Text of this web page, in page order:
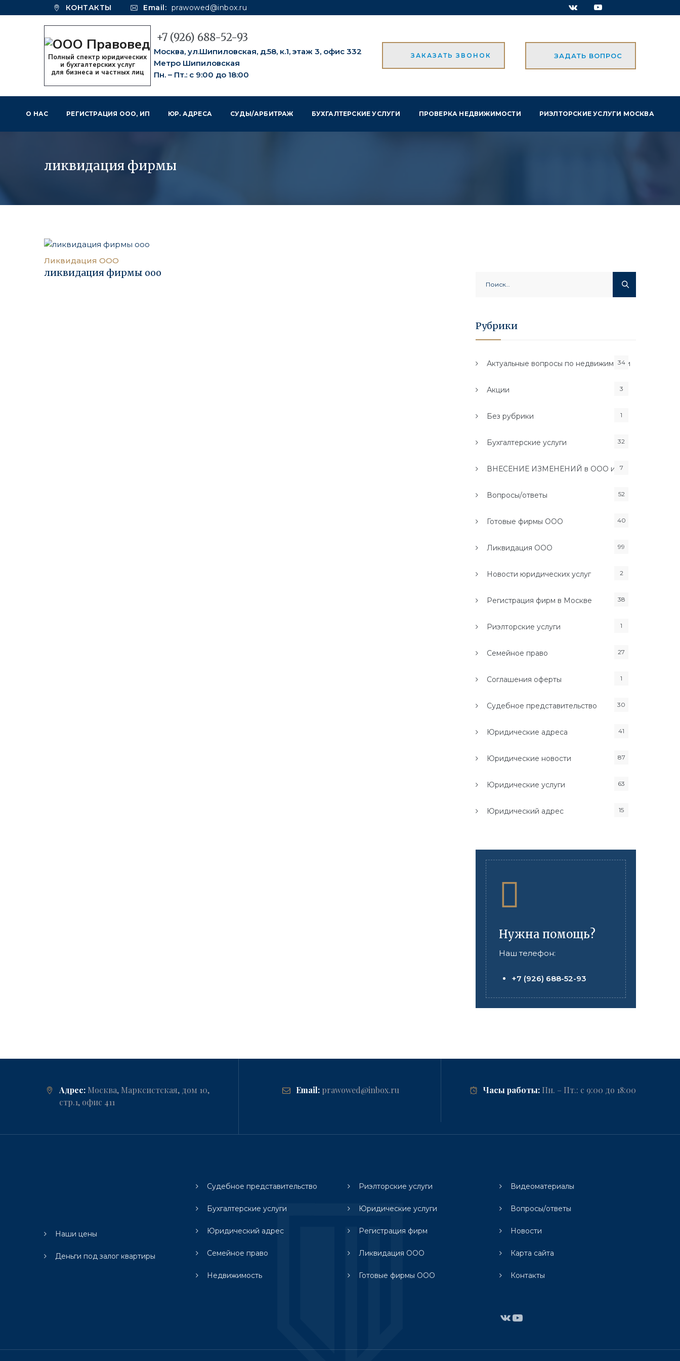
КОНТАКТЫ Email: prawowed@inbox.ru
+7 (926) 688-52-93
Москва, ул.Шипиловская, д.58, к.1, этаж 3, офис 332
Метро Шипиловская
Пн. – Пт.: с 9:00 до 18:00
ЗАКАЗАТЬ ЗВОНОК ЗАДАТЬ ВОПРОС
О НАС РЕГИСТРАЦИЯ ООО, ИП ЮР. АДРЕСА СУДЫ/АРБИТРАЖ БУХГАЛТЕРСКИЕ УСЛУГИ ПРОВЕРКА НЕДВИЖИМОСТИ РИЭЛТОРСКИЕ УСЛУГИ МОСКВА
ликвидация фирмы
Ликвидация ООО
ликвидация фирмы ооо
Рубрики
Актуальные вопросы по недвижимости
34
Акции 3
Без рубрики 1
Бухгалтерские услуги 32
ВНЕСЕНИЕ ИЗМЕНЕНИЙ в ООО и ИП
7
Вопросы/ответы 52
Готовые фирмы ООО 40
Ликвидация ООО 99
Новости юридических услуг 2
Регистрация фирм в Москве 38
Риэлторские услуги 1
Семейное право 27
Соглашения оферты 1
Судебное представительство 30
Юридические адреса 41
Юридические новости 87
Юридические услуги 63
Юридический адрес 15
Нужна помощь?
Наш телефон:
+7 (926) 688-52-93
Адрес: Москва, Марксистская, дом 10,
стр.1, офис 411
Email:prawowed@inbox.ru Часы работы: Пн. – Пт.: с 9:00 до 18:00
Наши цены
Деньги под залог квартиры
Судебное представительство
Бухгалтерские услуги
Юридический адрес
Семейное право
Недвижимость
Риэлторские услуги
Юридические услуги
Регистрация фирм
Ликвидация ООО
Готовые фирмы ООО
Видеоматериалы
Вопросы/ответы
Новости
Карта сайта
Контакты
ВКонтакте
YouTube